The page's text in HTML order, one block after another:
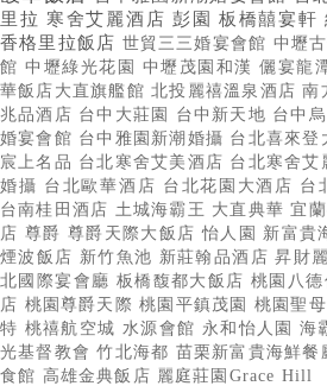
里拉 寒舍艾麗酒店 彭園板橋囍宴軒
香格里拉飯店 世貿三三婚宴會館 中壢
館中壢綠光花園 中壢茂園和漢儷宴龍
華飯店大直旗艦館北投麗禧溫泉酒店南
兆品酒店 台中大莊園 台中新天地 台中
婚宴會館 台中雅園新潮婚攝 台北喜來登
宸上名品 台北寒舍艾美酒店 台北寒舍艾
婚攝 台北歐華酒店 台北花園大酒店 台
台南桂田酒店 土城海霸王 大直典華宜
店 尊爵 尊爵天際大飯店怡人園 新富貴
煙波飯店 新竹魚池 新莊翰品酒店昇財
北國際宴會廳 板橋馥都大飯店桃園八
店 桃園尊爵天際桃園平鎮茂園 桃園聖
特 桃禧航空城 水源會館 永和怡人園 海
光基督教會竹北海都 苗栗新富貴海鮮
食館 高雄金典飯店 麗庭莊園Grace Hill